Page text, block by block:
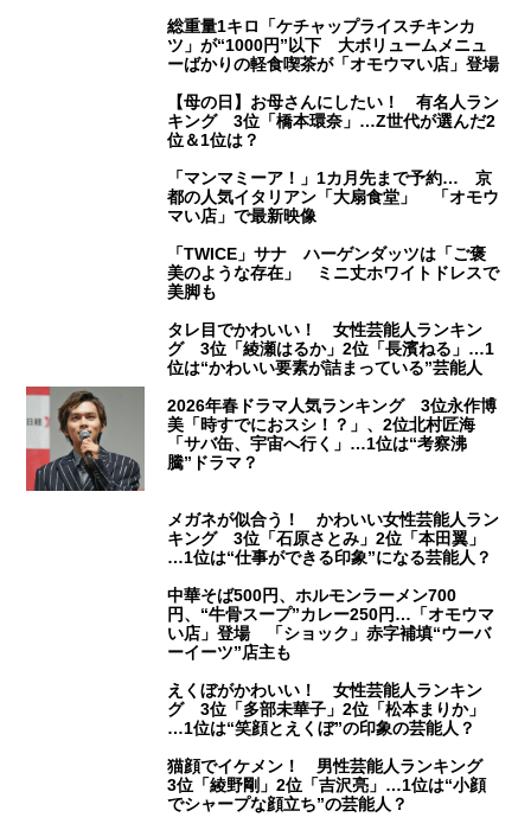
総重量1キロ「ケチャップライスチキンカ
ツ」が“1000円”以下 大ボリュームメニュ
ーばかりの軽食喫茶が「オモウマい店」登場
【母の日】お母さんにしたい！ 有名人ラン
キング 3位「橋本環奈」…Z世代が選んだ2
位＆1位は？
「マンマミーア！」1カ月先まで予約… 京
都の人気イタリアン「大扇食堂」 「オモウ
マい店」で最新映像
「TWICE」サナ ハーゲンダッツは「ご褒
美のような存在」 ミニ丈ホワイトドレスで
美脚も
タレ目でかわいい！ 女性芸能人ランキン
グ 3位「綾瀬はるか」2位「長濱ねる」…1
位は“かわいい要素が詰まっている”芸能人
2026年春ドラマ人気ランキング 3位永作博
美「時すでにおスシ！？」、2位北村匠海
「サバ缶、宇宙へ行く」…1位は“考察沸
騰”ドラマ？
メガネが似合う！ かわいい女性芸能人ラン
キング 3位「石原さとみ」2位「本田翼」
…1位は“仕事ができる印象”になる芸能人？
中華そば500円、ホルモンラーメン700
円、“牛骨スープ”カレー250円…「オモウマ
い店」登場 「ショック」赤字補填“ウーバ
ーイーツ”店主も
えくぼがかわいい！ 女性芸能人ランキン
グ 3位「多部未華子」2位「松本まりか」
…1位は“笑顔とえくぼ”の印象の芸能人？
猫顔でイケメン！ 男性芸能人ランキング
3位「綾野剛」2位「吉沢亮」…1位は“小顔
でシャープな顔立ち”の芸能人？